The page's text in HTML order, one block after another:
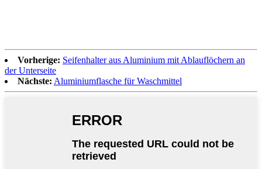
Vorherige: Seifenhalter aus Aluminium mit Ablauflöchern an
der Unterseite
Nächste: Aluminiumflasche für Waschmittel